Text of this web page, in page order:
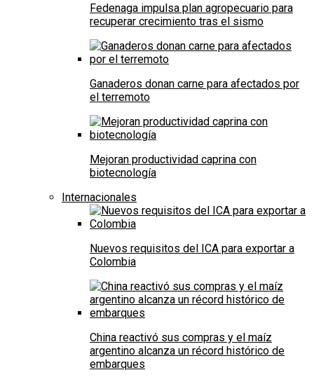
Fedenaga impulsa plan agropecuario para
recuperar crecimiento tras el sismo
Ganaderos donan carne para afectados por
el terremoto
Mejoran productividad caprina con
biotecnología
Internacionales
Nuevos requisitos del ICA para exportar a
Colombia
China reactivó sus compras y el maíz
argentino alcanza un récord histórico de
embarques